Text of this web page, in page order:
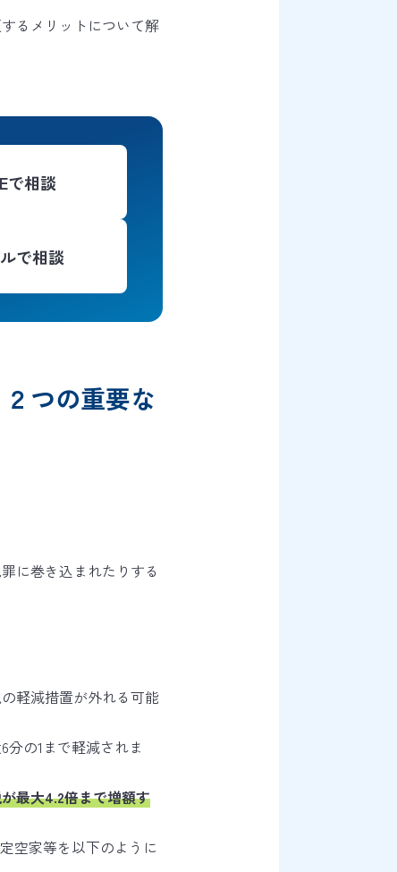
るメリットについて解
で相談
で相談
つの重要な
に巻き込まれたりする
軽減措置が外れる可能
の1まで軽減されま
最大4.2倍まで増額す
空家等を以下のように